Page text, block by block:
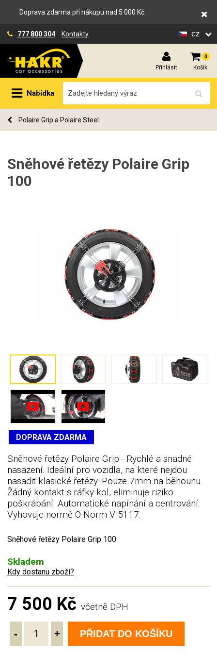
Doprava zdarma při nákupu nad 5 000 Kč.
777 800 304 Kontakty cz
Přihlásit
0
Košík
Nabídka
Polaire Grip a Polaire Steel
Sněhové řetězy Polaire Grip
100
DOPRAVA ZDARMA
Sněhové řetězy Polaire Grip - Rychlé a snadné
nasazení. Ideální pro vozidla, na které nejdou
nasadit klasické řetězy. Pouze 7mm na běhounu.
Žádný kontakt s ráfky kol, eliminuje riziko
poškrábání. Automatické napínání a centrování.
Vyhovuje normě Ö-Norm V 5117.
Sněhové řetězy Polaire Grip 100
Skladem
Kdy dostanu zboží?
7 500 Kč včetně DPH
- + PŘIDAT DO KOŠÍKU